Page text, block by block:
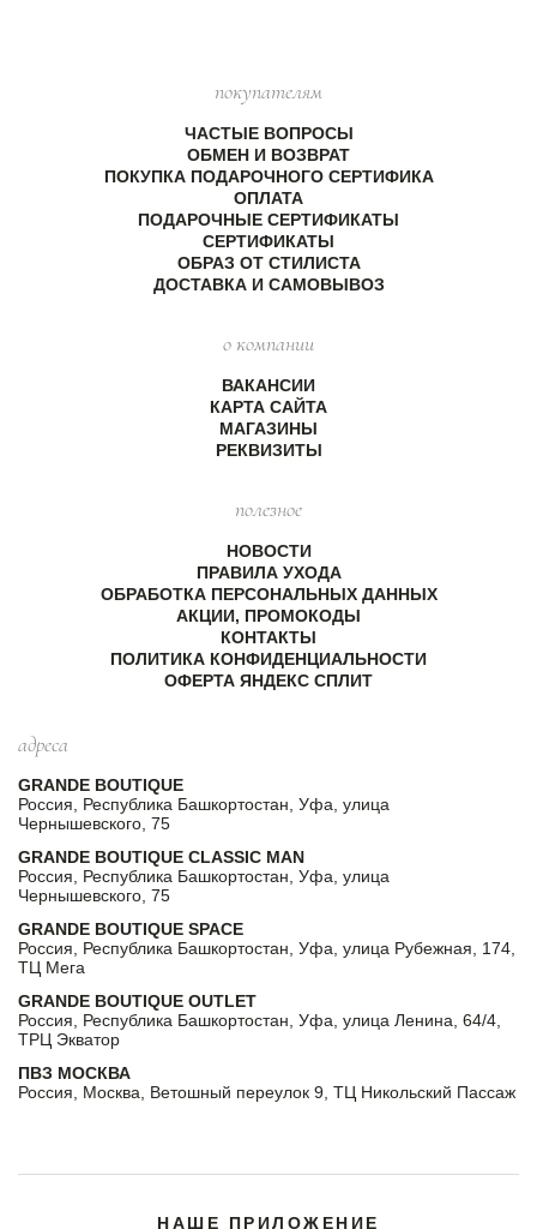
покупателям
ЧАСТЫЕ ВОПРОСЫ
ОБМЕН И ВОЗВРАТ
ПОКУПКА ПОДАРОЧНОГО СЕРТИФИКА
ОПЛАТА
ПОДАРОЧНЫЕ СЕРТИФИКАТЫ
СЕРТИФИКАТЫ
ОБРАЗ ОТ СТИЛИСТА
ДОСТАВКА И САМОВЫВОЗ
о компании
ВАКАНСИИ
КАРТА САЙТА
МАГАЗИНЫ
РЕКВИЗИТЫ
полезное
НОВОСТИ
ПРАВИЛА УХОДА
ОБРАБОТКА ПЕРСОНАЛЬНЫХ ДАННЫХ
АКЦИИ, ПРОМОКОДЫ
КОНТАКТЫ
ПОЛИТИКА КОНФИДЕНЦИАЛЬНОСТИ
ОФЕРТА ЯНДЕКС СПЛИТ
адреса
GRANDE BOUTIQUE
Россия, Республика Башкортостан, Уфа, улица
Чернышевского, 75
GRANDE BOUTIQUE CLASSIC MAN
Россия, Республика Башкортостан, Уфа, улица
Чернышевского, 75
GRANDE BOUTIQUE SPACE
Россия, Республика Башкортостан, Уфа, улица Рубежная, 174,
ТЦ Мега
GRANDE BOUTIQUE OUTLET
Россия, Республика Башкортостан, Уфа, улица Ленина, 64/4,
ТРЦ Экватор
ПВЗ МОСКВА
Россия, Москва, Ветошный переулок 9, ТЦ Никольский Пассаж
НАШЕ ПРИЛОЖЕНИЕ